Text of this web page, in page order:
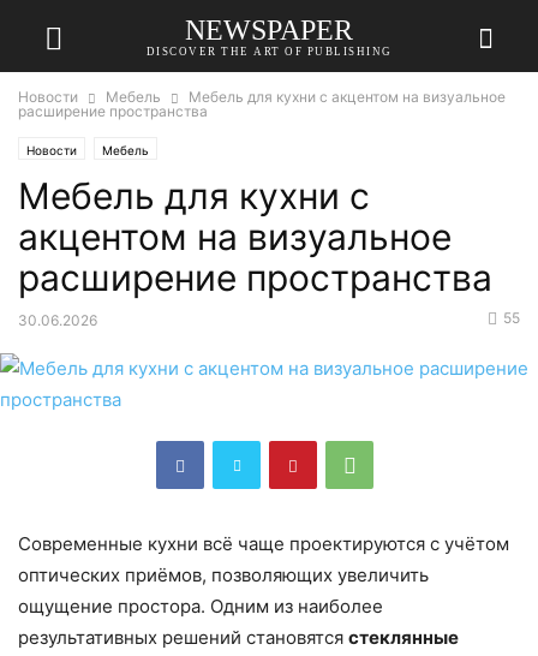
NEWSPAPER
DISCOVER THE ART OF PUBLISHING
Новости Мебель
Мебель для кухни с акцентом на визуальное
расширение пространства
Новости Мебель
Мебель для кухни с
акцентом на визуальное
расширение пространства
30.06.2026 55
Современные кухни всё чаще проектируются с учётом
оптических приёмов, позволяющих увеличить
ощущение простора. Одним из наиболее
результативных решений становятся стеклянные